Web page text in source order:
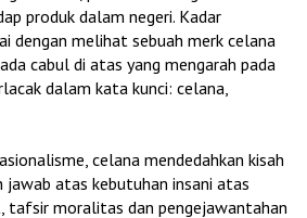
produk dalam negeri. Kadar
dengan melihat sebuah merk celana
cabul di atas yang mengarah pada
dalam kata kunci: celana,
celana mendedahkan kisah
jawab atas kebutuhan insani atas
tafsir moralitas dan pengejawantahan